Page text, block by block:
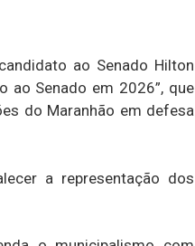
ao Senado Hilton
ao Senado em 2026”, que
do Maranhão em defesa
a representação dos